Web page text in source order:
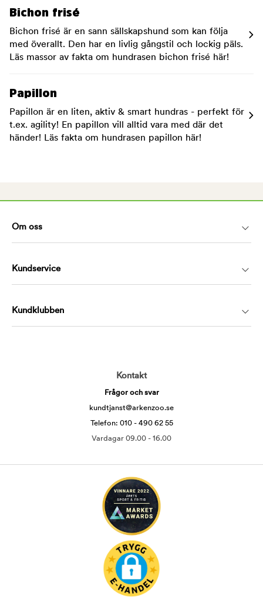
Bichon frisé
Bichon frisé är en sann sällskapshund som kan följa
med överallt. Den har en livlig gångstil och lockig päls.
Läs massor av fakta om hundrasen bichon frisé här!
Papillon
Papillon är en liten, aktiv & smart hundras - perfekt för
t.ex. agility! En papillon vill alltid vara med där det
händer! Läs fakta om hundrasen papillon här!
Om oss
Kundservice
Kundklubben
Kontakt
Frågor och svar
kundtjanst@arkenzoo.se
Telefon: 010 - 490 62 55
Vardagar 09.00 - 16.00